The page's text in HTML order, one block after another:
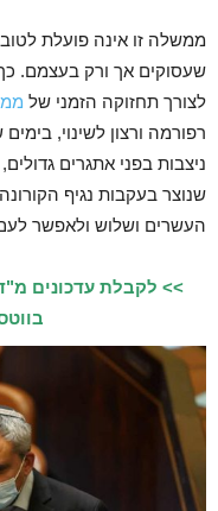
ממשלה זו אינה פועלת
שעסוקים אך ורק בעצמם. כך,
לצורך תחזוקה הזמני של
רפורמה ורצון לשינוי,
ניצבות בפני אתגרים
שנוצר בעקבות נגיף
העשרים ושלוש ולאפשר
>> לקבלת עדכונים